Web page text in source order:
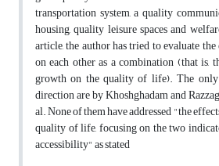
transportation system, a quality
housing, quality leisure spaces and
article, the author has tried to evaluate
on each other as a combination (that is,
growth on the quality of life). The
direction are by Khoshghadam and
al. None of them have addressed "the
quality of life, focusing on the two
accessibility" as stated